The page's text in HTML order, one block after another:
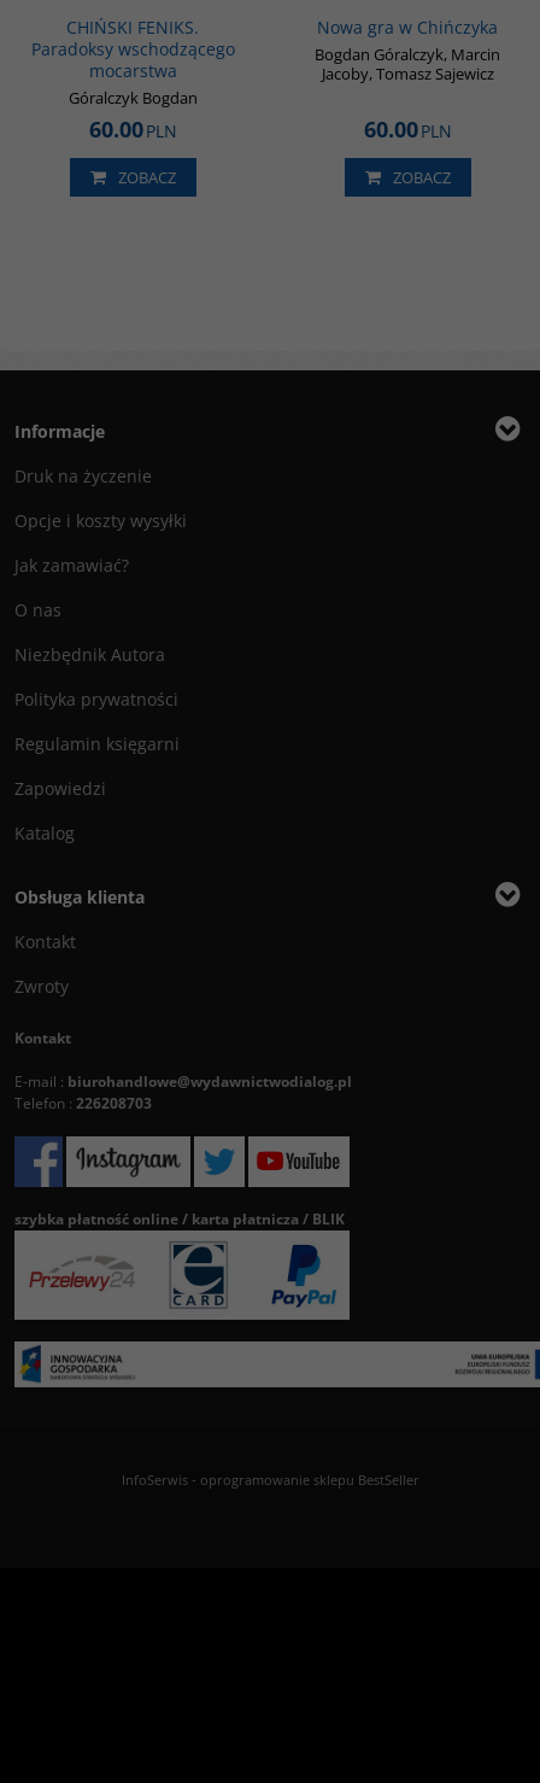
CHIŃSKI FENIKS.
Paradoksy wschodzącego
mocarstwa
Góralczyk Bogdan
60.00PLN
ZOBACZ
Nowa gra w Chińczyka
Bogdan Góralczyk, Marcin
Jacoby, Tomasz Sajewicz
60.00PLN
ZOBACZ
Informacje
Druk na życzenie
Opcje i koszty wysyłki
Jak zamawiać?
O nas
Niezbędnik Autora
Polityka prywatności
Regulamin księgarni
Zapowiedzi
Katalog
Obsługa klienta
Kontakt
Zwroty
Kontakt
E-mail : biurohandlowe@wydawnictwodialog.pl
Telefon : 226208703
szybka płatność online / karta płatnicza / BLIK
InfoSerwis- oprogramowanie sklepu BestSeller